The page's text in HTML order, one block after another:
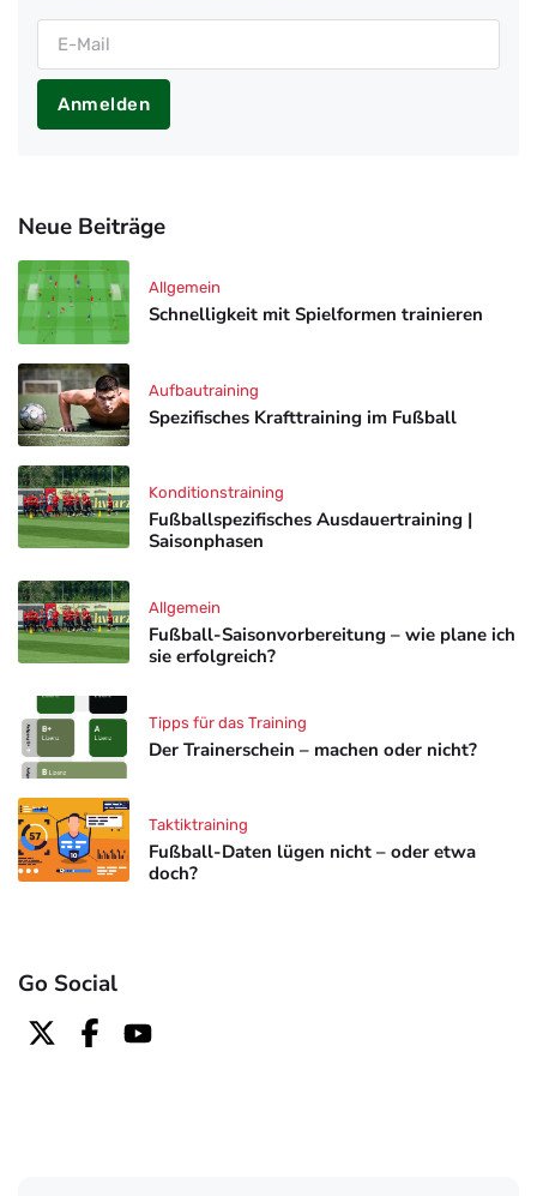
Anmelden
Neue Beiträge
Schnelligkeit mit Spielformen trainieren
Allgemein
Spezifisches Krafttraining im Fußball
Aufbautraining
Fußballspezifisches Ausdauertraining |
Saisonphasen
Konditionstraining
Fußball-Saisonvorbereitung – wie plane ich
sie erfolgreich?
Allgemein
Der Trainerschein – machen oder nicht?
Tipps für das Training
Fußball-Daten lügen nicht – oder etwa
doch?
Taktiktraining
Go Social